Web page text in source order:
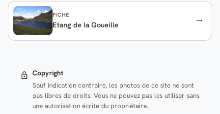
FICHE
Etang de la Goueille
Copyright
Sauf indication contraire, les photos de ce site ne sont
pas libres de droits. Vous ne pouvez pas les utiliser sans
une autorisation écrite du propriétaire.